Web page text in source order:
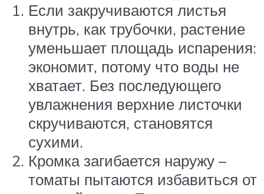
Если закручиваются листья
внутрь, как трубочки, растение
уменьшает площадь испарения:
экономит, потому что воды не
хватает. Без последующего
увлажнения верхние листочки
скручиваются, становятся
сухими.
Кромка загибается наружу –
томаты пытаются избавиться от